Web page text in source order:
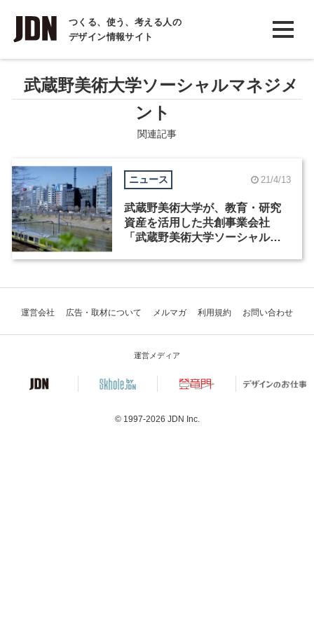
つくる、使う、考える人の
デザイン情報サイト
INTERVIEW
インタビュー
REPORT
レポート
武蔵野美術⼤学ソーシャルマネジメ
ント
関連記事
ニュース 21/4/13
武蔵野美術大学が、教育・研究
資産を活⽤した共創事業会社
「武蔵野美術⼤学ソーシャルマ
運営会社 広告・取材について メルマガ 利用規約 お問い合わせ
運営メディア
© 1997-2026 JDN Inc.